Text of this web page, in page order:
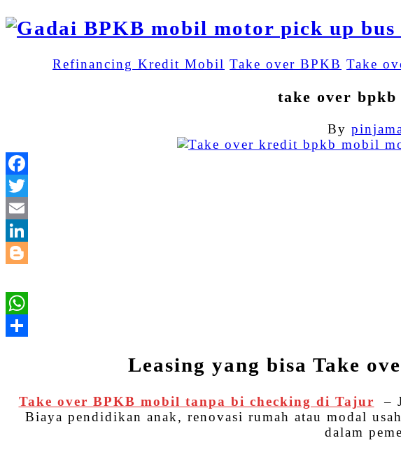
Refinancing Kredit Mobil Take over BPKB Take
take over
By
Leasing yang bisa Take
Take over BPKB mobil tanpa bi checking di Tajur
–
Biaya pendidikan anak, renovasi rumah atau modal
dalam